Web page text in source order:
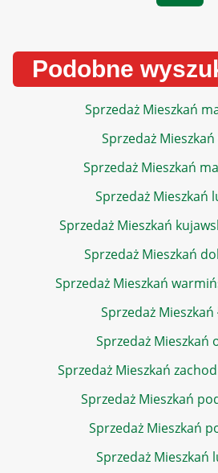
Podobne
Sprzedaż Mieszkań
Sprzedaż
Sprzedaż Mieszkań
Sprzedaż Mieszkań
Sprzedaż Mieszkań
Sprzedaż Mieszkań
Sprzedaż Mieszkań
Sprzedaż Mieszkań
Sprzedaż Mieszkań
Sprzedaż Mieszkań
Sprzedaż Mieszkań
Sprzedaż Mieszkań
Sprzedaż Mieszkań